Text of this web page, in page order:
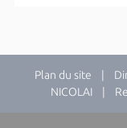
Plan du site |
NICOLAI |